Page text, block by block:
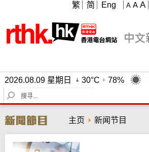
A A A
繁 简 Eng
2026.08.09 星期日 30°C
78%
S
e
r
c
h
主页 新闻节目